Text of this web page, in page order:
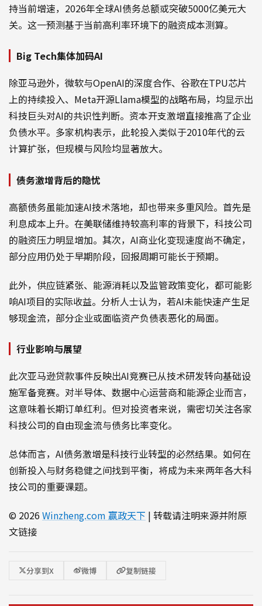
持当前增速，2026年全球AI债务总额或突破5000亿美元大
关。这一预测基于当前高利率环境下的融资成本测算。
Big Tech集体加码AI
除亚马逊外，微软与OpenAI的深度合作、谷歌在TPU芯片
上的持续投入、Meta开源Llama模型的战略布局，均显示出
科技巨头对AI的共识性判断。资本开支激增直接推高了企业
负债水平。多家机构表示，此轮投入类似于2010年代的云
计算扩张，但规模与风险均显著放大。
债务激增背后的隐忧
高额债务虽能加速AI技术落地，却也带来多重风险。首先是
利息成本上升。在美联储维持较高利率的背景下，科技公司
的融资压力明显增加。其次，AI商业化变现速度尚不确定，
部分应用仍处于早期阶段，回报周期可能长于预期。
此外，供应链紧张、能源消耗以及监管政策变化，都可能影
响AI项目的实际收益。分析人士认为，若AI未能快速产生足
够现金流，部分企业或面临资产负债表恶化的局面。
行业影响与展望
此次亚马逊贷款事件反映出AI竞赛已从技术研发转向基础设
施军备竞赛。对半导体、数据中心运营商和能源企业而言，
这意味着长期订单红利。但对投资者来说，需密切关注各家
科技公司的自由现金流与债务比率变化。
总体而言，AI债务激增是科技行业转型的必然结果。如何在
创新投入与财务稳健之间找到平衡，将成为未来两年各大科
技公司的重要课题。
© 2026 Winzheng.com 赢政天下 | 转载请注明来源并附原
文链接
分享到X 微博 复制链接